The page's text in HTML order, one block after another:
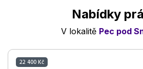
Nabídky
V lokalitě Pec pod
22 400 Kč